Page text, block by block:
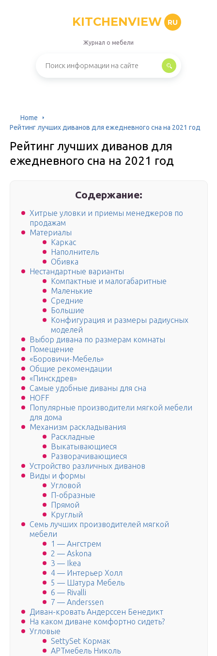
KITCHENVIEW RU
Журнал о мебели
Home
Рейтинг лучших диванов для ежедневного сна на 2021 год
Рейтинг лучших диванов для
ежедневного сна на 2021 год
Содержание:
Хитрые уловки и приемы менеджеров по
продажам
Материалы
Каркас
Наполнитель
Обивка
Нестандартные варианты
Компактные и малогабаритные
Маленькие
Средние
Большие
Конфигурация и размеры радиусных
моделей
Выбор дивана по размерам комнаты
Помещение
«Боровичи-Мебель»
Общие рекомендации
«Пинскдрев»
Самые удобные диваны для сна
HOFF
Популярные производители мягкой мебели
для дома
Механизм раскладывания
Раскладные
Выкатывающиеся
Разворачивающиеся
Устройство различных диванов
Виды и формы
Угловой
П-образные
Прямой
Круглый
Семь лучших производителей мягкой
мебели
1 — Ангстрем
2 — Askona
3 — Ikea
4 — Интерьер Холл
5 — Шатура Мебель
6 — Rivalli
7 — Anderssen
Диван-кровать Андерссен Бенедикт
На каком диване комфортно сидеть?
Угловые
SettySet Кормак
АРТмебель Николь